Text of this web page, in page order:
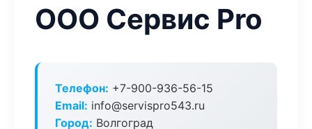
ООО Сервис Pro
Телефон: +7-900-936-56-15
Email: info@servispro543.ru
Город: Волгоград